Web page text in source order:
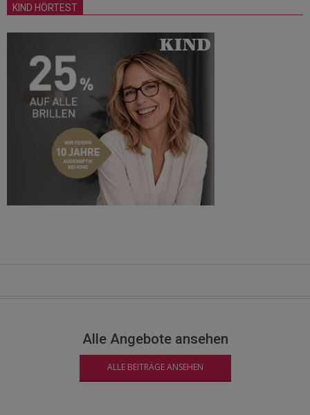
KIND HÖRTEST
Alle Angebote ansehen
ALLE BEITRÄGE ANSEHEN